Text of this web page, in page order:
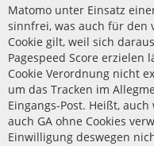
Matomo unter Einsatz
sinnfrei, was auch für den
Cookie gilt, weil sich
Pagespeed Score erzielen
Cookie Verordnung nicht
um das Tracken im
Eingangs-Post. Heißt,
auch GA ohne Cookies
Einwilligung deswegen